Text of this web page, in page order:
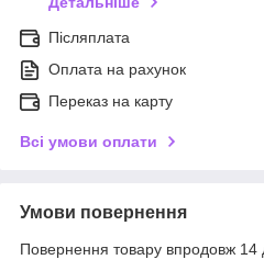
Післяплата
Оплата на рахунок
Переказ на карту
Всі умови оплати
Умови повернення
Повернення товару впродовж 14